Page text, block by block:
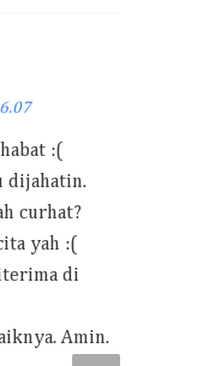
:(
dijahatin.
curhat?
yah :(
di
Amin.